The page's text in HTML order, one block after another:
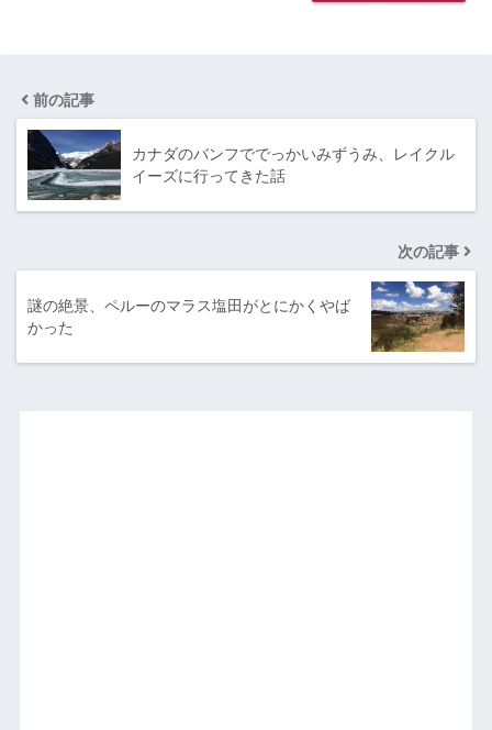
前の記事
カナダのバンフででっかいみずうみ、レイクル
イーズに行ってきた話
次の記事
謎の絶景、ペルーのマラス塩田がとにかくやば
かった